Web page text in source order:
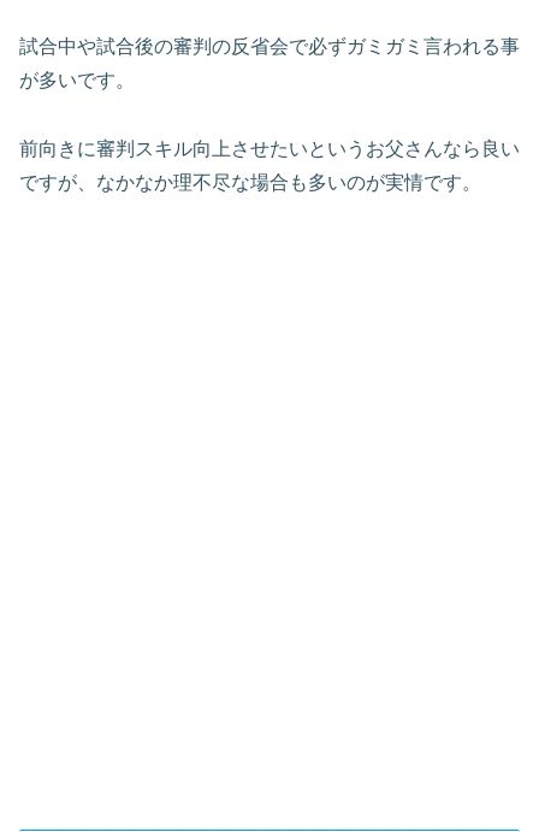
試合中や試合後の審判の反省会で必ずガミガミ言われる事
が多いです。
前向きに審判スキル向上させたいというお父さんなら良い
ですが、なかなか理不尽な場合も多いのが実情です。